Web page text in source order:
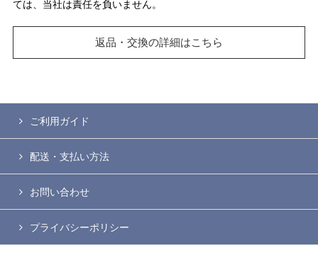
ては、当社は責任を負いません。
返品・交換の詳細はこちら
ご利用ガイド
配送・支払い方法
お問い合わせ
プライバシーポリシー